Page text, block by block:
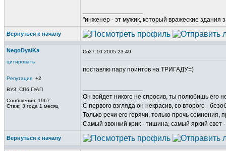
"инженер - эт мужик, который вражеские здания
Вернуться к началу
NegoDyaiKa
цитировать
Репутация: +2
ВУЗ: СПб ГУАП
Сообщения: 1967
Стаж: 3 года 1 месяц
27.10.2005 23:49
поставлю пару поинтов на ТРИГАДУ=)
Он войдет никого не спросив, ты полюбишь его
С первого взгляда он некрасив, со второго -
Только речи его горячи, только прочь сомнения,
Самый звонкий крик - тишина, самый яркий свет
Вернуться к началу